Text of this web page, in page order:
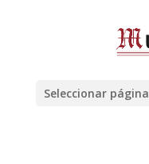
Seleccionar página